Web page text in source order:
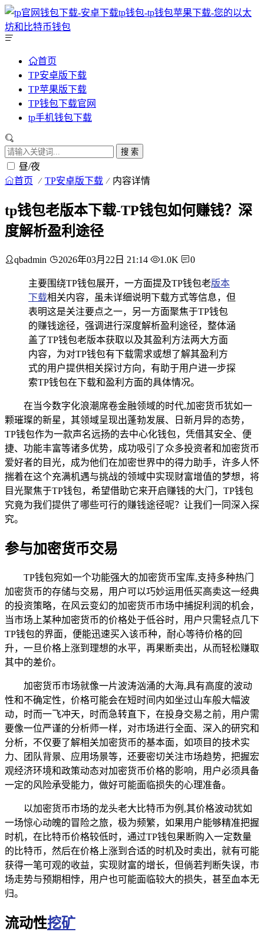
首页
TP安卓版下载
TP苹果版下载
TP钱包下载官网
tp手机钱包下载
搜 索
昼/夜
首页 TP安卓版下载 内容详情
tp钱包老版本下载-TP钱包如何赚钱？深
度解析盈利途径
qbadmin 2026年03月22日 21:14 1.0K 0
主要围绕TP钱包展开，一方面提及TP钱包老版本
下载相关内容，虽未详细说明下载方式等信息，但
表明这是关注要点之一，另一方面聚焦于TP钱包
的赚钱途径，强调进行深度解析盈利途径，整体涵
盖了TP钱包老版本获取以及其盈利方法两大方面
内容，为对TP钱包有下载需求或想了解其盈利方
式的用户提供相关探讨方向，有助于用户进一步探
索TP钱包在下载和盈利方面的具体情况。
在当今数字化浪潮席卷金融领域的时代,加密货币犹如一
颗璀璨的新星，其领域呈现出蓬勃发展、日新月异的态势，
TP钱包作为一款声名远扬的去中心化钱包，凭借其安全、便
捷、功能丰富等诸多优势，成功吸引了众多投资者和加密货币
爱好者的目光，成为他们在加密世界中的得力助手，许多人怀
揣着在这个充满机遇与挑战的领域中实现财富增值的梦想，将
目光聚焦于TP钱包，希望借助它来开启赚钱的大门，TP钱包
究竟为我们提供了哪些可行的赚钱途径呢？让我们一同深入探
究。
参与加密货币交易
TP钱包宛如一个功能强大的加密货币宝库,支持多种热门
加密货币的存储与交易，用户可以巧妙运用低买高卖这一经典
的投资策略，在风云变幻的加密货币市场中捕捉利润的机会，
当市场上某种加密货币的价格处于低谷时，用户只需轻点几下
TP钱包的界面，便能迅速买入该币种，耐心等待价格的回
升，一旦价格上涨到理想的水平，再果断卖出，从而轻松赚取
其中的差价。
加密货币市场就像一片波涛汹涌的大海,具有高度的波动
性和不确定性，价格可能会在短时间内如坐过山车般大幅波
动，时而一飞冲天，时而急转直下，在投身交易之前，用户需
要像一位严谨的分析师一样，对市场进行全面、深入的研究和
分析，不仅要了解相关加密货币的基本面，如项目的技术实
力、团队背景、应用场景等，还要密切关注市场趋势，把握宏
观经济环境和政策动态对加密货币价格的影响，用户必须具备
一定的风险承受能力，做好可能面临损失的心理准备。
以加密货币市场的龙头老大比特币为例,其价格波动犹如
一场惊心动魄的冒险之旅，极为频繁，如果用户能够精准把握
时机，在比特币价格较低时，通过TP钱包果断购入一定数量
的比特币，然后在价格上涨到合适的时机及时卖出，就有可能
获得一笔可观的收益，实现财富的增长，但倘若判断失误，市
场走势与预期相悖，用户也可能面临较大的损失，甚至血本无
归。
流动性挖矿